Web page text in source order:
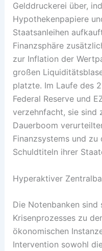
Gelddruckerei über,
Hypothekenpapiere
Staatsanleihen
Finanzsphäre
zur Inflation der
großen
platzte. Im Laufe des
Federal Reserve und
verzehnfacht, sie sind
Dauerboom
Finanzsystems und
Schuldtiteln ihrer
Hyperaktiver
Die Notenbanken
Krisenprozesses zu
ökonomischen
Intervention sowohl